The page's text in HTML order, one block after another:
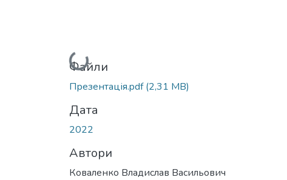
Вантажиться...
Файли
Презентація.pdf(2,31 MB)
Дата
2022
Автори
Коваленко Владислав Васильович